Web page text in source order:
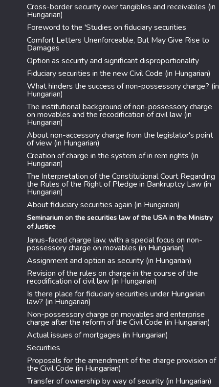
Cross-border security over tangibles and receivables (in
Hungarian)
Foreword to the 'Studies on fiduciary securities
Comfort Letters Unenforceable, But May Give Rise to
Damages
Option as security and significant disproportionality
Fiduciary securities in the new Civil Code (in Hungarian)
What hinders the success of non-possessory charge? (in
Hungarian)
The institutional background of non-possessory charge
on movables and the recodification of civil law (in
Hungarian)
About non-accessory charge from the legislator's point
of view (in Hungarian)
Creation of charge in the system of in rem rights (in
Hungarian)
The Interpretation of the Constitutional Court Regarding
the Rules of the Right of Pledge in Bankruptcy Law (in
Hungarian)
About fiduciary securities again (in Hungarian)
Seminarium on the securities law of the USA in the Ministry
of Justice
Janus-faced charge law, with a special focus on non-
possessory charge on movables (in Hungarian)
Assignment and option as security (in Hungarian)
Revision of the rules on charge in the course of the
recodification of civil law (in Hungarian)
Is there place for fiduciary securities under Hungarian
law? (in Hungarian)
Non-possessory charge on movables and enterprise
charge after the reform of the Civil Code (in Hungarian)
Actual issues of mortgages (in Hungarian)
Securities
Proposals for the amendment of the charge provision of
the Civil Code (in Hungarian)
Transfer of ownership by way of security (in Hungarian)